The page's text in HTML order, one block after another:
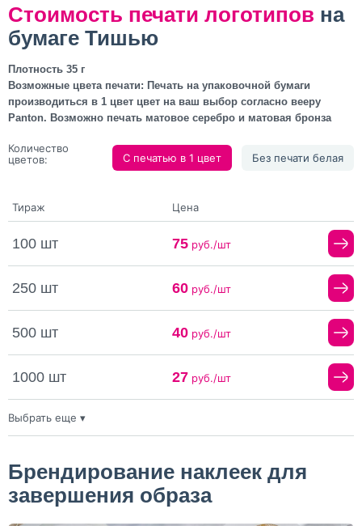
Стоимость печати логотипов на
бумаге Тишью
Плотность 35 г
Возможные цвета печати: Печать на упаковочной бумаги
производиться в 1 цвет цвет на ваш выбор согласно вееру
Panton. Возможно печать матовое серебро и матовая бронза
Количество
цветов:
С печатью в 1 цвет Без печати белая
Тираж Цена
100 шт 75руб./шт
250 шт 60руб./шт
500 шт 40руб./шт
1000 шт 27руб./шт
2000 шт
Выбрать еще ▾
Брендирование наклеек для
завершения образа